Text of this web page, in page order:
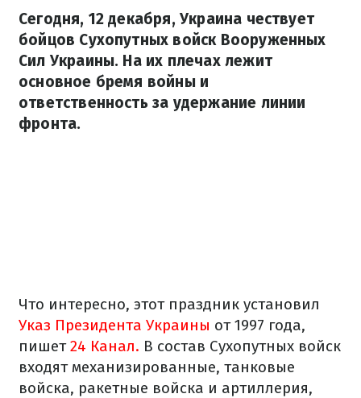
Сегодня, 12 декабря, Украина чествует
бойцов Сухопутных войск Вооруженных
Сил Украины. На их плечах лежит
основное бремя войны и
ответственность за удержание линии
фронта.
Что интересно, этот праздник установил
Указ Президента Украины от 1997 года,
пишет24 Канал. В состав Сухопутных войск
входят механизированные, танковые
войска, ракетные войска и артиллерия,